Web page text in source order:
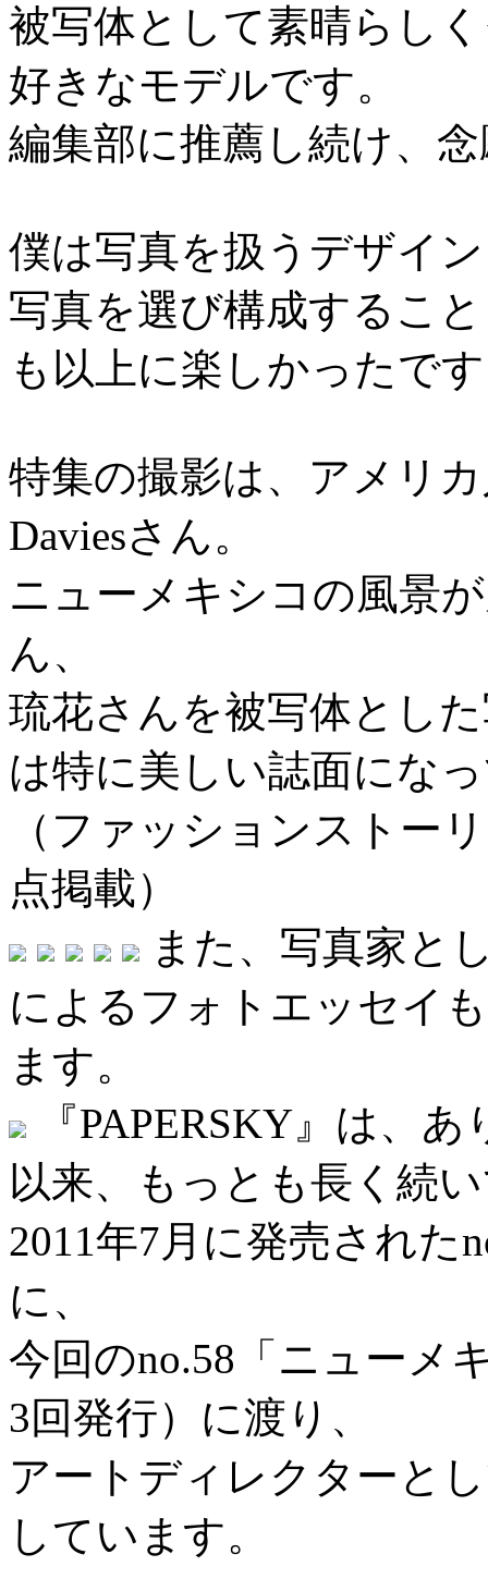
被写体として素晴らし
好きなモデルです。
編集部に推薦し続け、
僕は写真を扱うデザイ
写真を選び構成するこ
も以上に楽しかったで
特集の撮影は、アメリ
Daviesさん。
ニューメキシコの風景
ん、
琉花さんを被写体とし
は特に美しい誌面にな
（ファッションストー
点掲載）
また、写真家と
によるフォトエッセイ
ます。
『PAPERSKY』は、
以来、もっとも長く続
2011年7月に発売された
に、
今回のno.58「ニューメ
3回発行）に渡り、
アートディレクターと
しています。